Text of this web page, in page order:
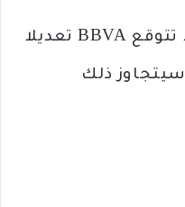
وعلى الرغم من المخاطر، لا تتوقع BBVA تعديلا
سيتجاوز ذلك